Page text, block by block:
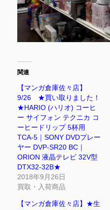
関連
【マンガ倉庫佐々店】
9/26 ★買い取りました！
★HARIO (ハリオ) コーヒ
ー サイフォン テクニカ コ
ーヒードリップ 5杯用
TCA-5｜SONY DVDプレー
ヤー DVP-SR20 BC｜
ORION 液晶テレビ 32V型
DTX32-32B★
2018年9月26日
買取・入荷商品
【マンガ倉庫佐々店】★生